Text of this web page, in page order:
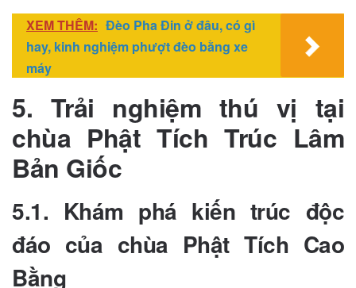
XEM THÊM: Đèo Pha Đin ở đâu, có gì
hay, kinh nghiệm phượt đèo bằng xe
máy
5. Trải nghiệm thú vị tại
chùa Phật Tích Trúc Lâm
Bản Giốc
5.1. Khám phá kiến trúc độc
đáo của chùa Phật Tích Cao
Bằng